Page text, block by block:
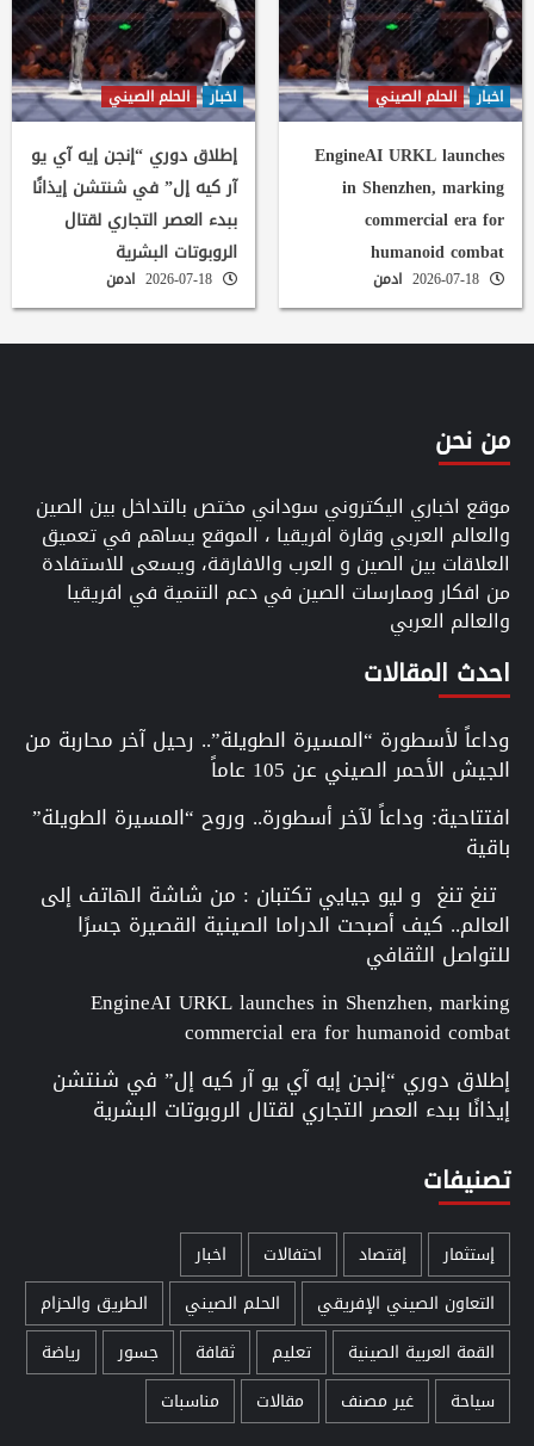
اخبار الحلم الصيني
EngineAI URKL launches
in Shenzhen, marking
commercial era for
humanoid combat
ادمن
اخبار الحلم الصيني
إطلاق دوري “إنجن إيه آي يو
آر كيه إل” في شنتشن إيذانًا
ببدء العصر التجاري لقتال
الروبوتات البشرية
ادمن
من نحن
موقع اخباري اليكتروني سوداني مختص بالتداخل بين الصين
والعالم العربي وقارة افريقيا ، الموقع يساهم في تعميق
العلاقات بين الصين و العرب والافارقة، ويسعى للاستفادة
من افكار وممارسات الصين في دعم التنمية في افريقيا
والعالم العربي
احدث المقالات
وداعاً لأسطورة “المسيرة الطويلة”.. رحيل آخر محاربة من
الجيش الأحمر الصيني عن 105 عاماً
افتتاحية: وداعاً لآخر أسطورة.. وروح “المسيرة الطويلة”
باقية
تنغ تنغ و ليو جيايي تكتبان : من شاشة الهاتف إلى
العالم.. كيف أصبحت الدراما الصينية القصيرة جسرًا
للتواصل الثقافي
EngineAI URKL launches in Shenzhen, marking
commercial era for humanoid combat
إطلاق دوري “إنجن إيه آي يو آر كيه إل” في شنتشن
إيذانًا ببدء العصر التجاري لقتال الروبوتات البشرية
تصنيفات
إستثمار إقتصاد احتفالات
اخبار
التعاون الصيني الإفريقي
الحلم الصيني
الطريق والحزام
القمة العربية الصينية
تعليم ثقافة جسور
رياضة
سياحة
غير مصنف مقالات مناسبات